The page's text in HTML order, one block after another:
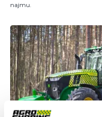
najmu.